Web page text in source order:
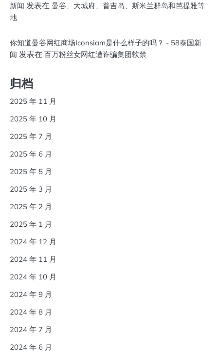
新闻 发表在 曼谷、大城府、普吉岛、斯米兰群岛和芭提雅等
地
你知道曼谷网红商场Iconsiam是什么样子的吗？ - 58泰国新
闻 发表在 百万粉丝女网红遭诈骗集团软禁
归档
2025 年 11 月
2025 年 10 月
2025 年 7 月
2025 年 6 月
2025 年 5 月
2025 年 3 月
2025 年 2 月
2025 年 1 月
2024 年 12 月
2024 年 11 月
2024 年 10 月
2024 年 9 月
2024 年 8 月
2024 年 7 月
2024 年 6 月